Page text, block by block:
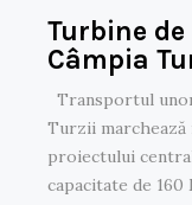
Turbine
Câmpia
Transportul
Turzii
proiectului
capacitate de 160